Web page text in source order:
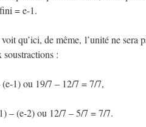
= e-1.
qu’ici, de même, l’unité ne sera
soustractions :
(e-1) ou 19/7 – 12/7 = 7/7,
– (e-2) ou 12/7 – 5/7 = 7/7.